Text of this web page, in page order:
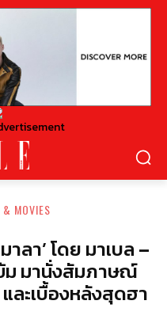
& MOVIES
ลา’ โดย มาเบล –
ข้ม มานั่งสัมภาษณ์
ละเบื้องหลังสุดฮา